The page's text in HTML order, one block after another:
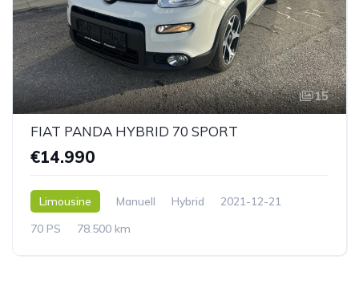
15
FIAT PANDA HYBRID 70 SPORT
€14.990
Limousine Manuell Hybrid
2021-12-21
70 PS
78.500 km